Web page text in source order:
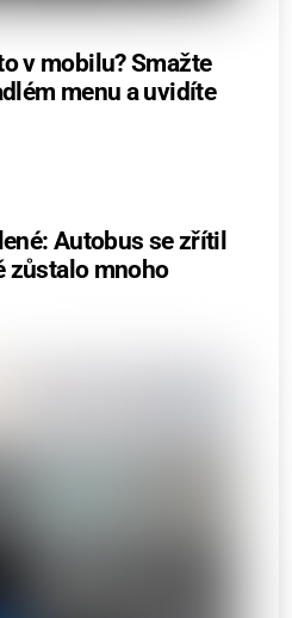
v mobilu? Smažte
menu a uvidíte
Autobus se zřítil
zůstalo mnoho